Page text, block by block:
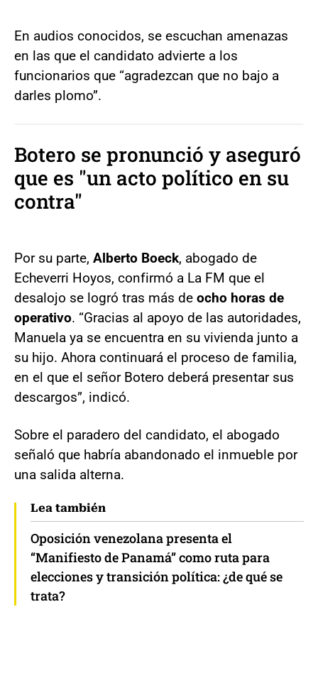
En audios conocidos, se escuchan amenazas
en las que el candidato advierte a los
funcionarios que “agradezcan que no bajo a
darles plomo”.
Botero se pronunció y aseguró
que es "un acto político en su
contra"
Por su parte, Alberto Boeck, abogado de
Echeverri Hoyos, confirmó a La FM que el
desalojo se logró tras más de ocho horas de
operativo. “Gracias al apoyo de las autoridades,
Manuela ya se encuentra en su vivienda junto a
su hijo. Ahora continuará el proceso de familia,
en el que el señor Botero deberá presentar sus
descargos”, indicó.
Sobre el paradero del candidato, el abogado
señaló que habría abandonado el inmueble por
una salida alterna.
Lea también
Oposición venezolana presenta el
“Manifiesto de Panamá” como ruta para
elecciones y transición política: ¿de qué se
trata?